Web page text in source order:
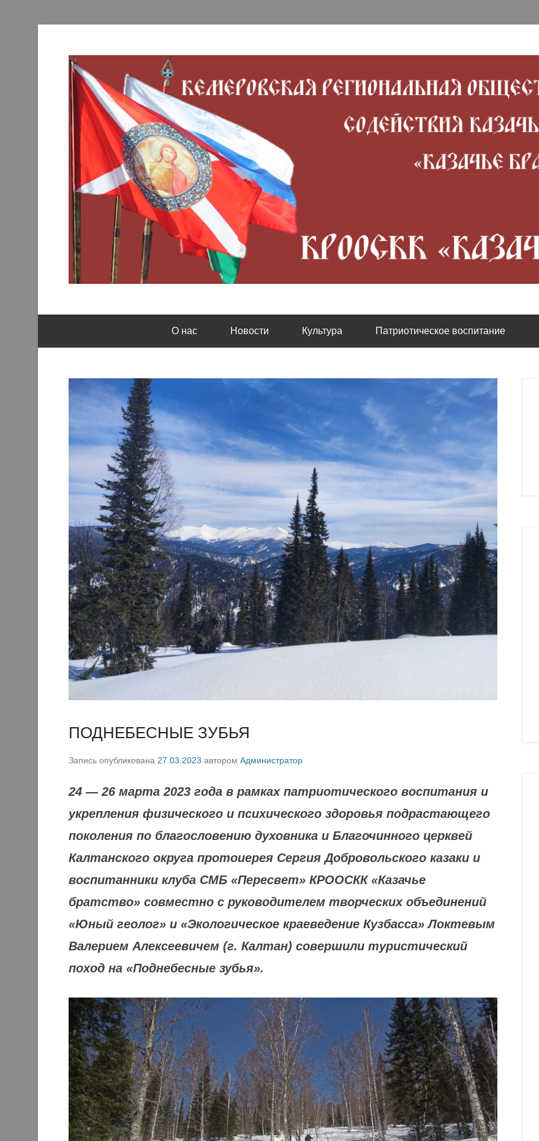
О нас Новости Культура Патриотическое воспитание
ПОДНЕБЕСНЫЕ ЗУБЬЯ
Запись опубликована 27.03.2023 автором Администратор
24 — 26 марта 2023 года в рамках патриотического воспитания и
укрепления физического и психического здоровья подрастающего
поколения по благословению духовника и Благочинного церквей
Калтанского округа протоиерея Сергия Добровольского казаки и
воспитанники клуба СМБ «Пересвет» КРООСКК «Казачье
братство» совместно с руководителем творческих объединений
«Юный геолог» и «Экологическое краеведение Кузбасса» Локтевым
Валерием Алексеевичем (г. Калтан) совершили туристический
поход на «Поднебесные зубья».